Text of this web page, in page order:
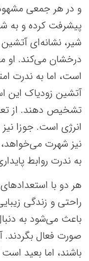
و در هر جمعی
پیشرفت کرده و به
شیر، نشانه‌ای
درخشان می‌کند. او
است، اما به ندرت
آتشین زودیاک این
تشخیص دهند. از
انرژی است. جوزا
نیز شهرت می‌خواهد،
به ندرت روابط
هر دو با
راحتی و زندگی
باعث می‌شود به
صورت فعال بگردند.
باشند، اما بعید